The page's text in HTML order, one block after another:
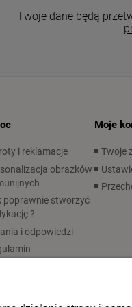
Twoje dane będą
i reklamacje
obrazków
poprawnie stworzyć
?
i odpowiedzi
Moje
Twoje